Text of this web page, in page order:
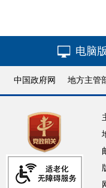
电脑
中国政府网 地方主管